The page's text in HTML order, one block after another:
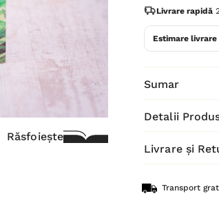
Răsfoiește
este:Livrare rapidă
Estimare livrare
Sumar
Detalii
Livrare și
Transport